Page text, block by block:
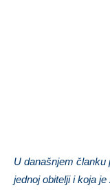
U današnjem članku
jednoj obitelji i koja